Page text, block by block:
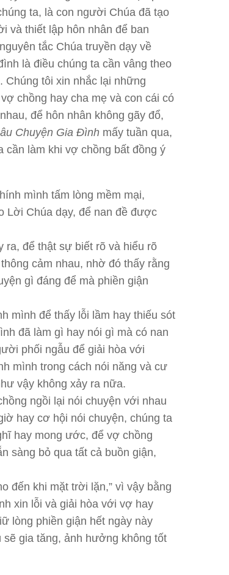
ta, là con người Chúa đã tạo
và thiết lập hôn nhân để ban
tắc Chúa truyền dạy về
là điều chúng ta cần vâng theo
tôi xin nhắc lại những
chồng hay cha mẹ và con cái có
để hôn nhân không gãy đổ,
Chuyện Gia Đình mấy tuần qua,
cần làm khi vợ chồng bất đồng ý
mình tấm lòng mềm mại,
Lời Chúa dạy, để nan đề được
ra, để thật sự biết rõ và hiểu rõ
cảm nhau, nhờ đó thấy rằng
gì đáng để mà phiền giận
mình để thấy lỗi lầm hay thiếu sót
đã làm gì hay nói gì mà có nan
phối ngẫu để giải hòa với
mình trong cách nói năng và cư
vậy không xảy ra nữa.
ngồi lại nói chuyện với nhau
hay cơ hội nói chuyện, chúng ta
hay mong ước, để vợ chồng
sàng bỏ qua tất cả buồn giận,
đến khi mặt trời lặn,” vì vậy bằng
xin lỗi và giải hòa với vợ hay
lòng phiền giận hết ngày này
gia tăng, ảnh hưởng không tốt